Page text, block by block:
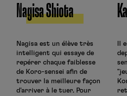
Nagisa Shiota
Nagisa est un élève très
intelligent qui essaye de
repérer chaque faiblesse
de Koro-sensei afin de
trouver la meilleure façon
d'arriver à le tuer. Pour
Il